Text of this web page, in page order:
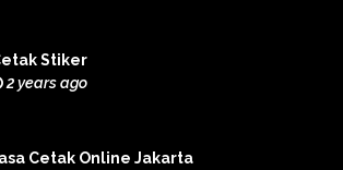
Stiker
2 years ago
Cetak Online Jakarta